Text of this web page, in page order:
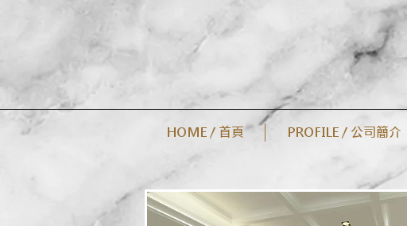
HOME / 首頁 PROFILE / 公司簡介